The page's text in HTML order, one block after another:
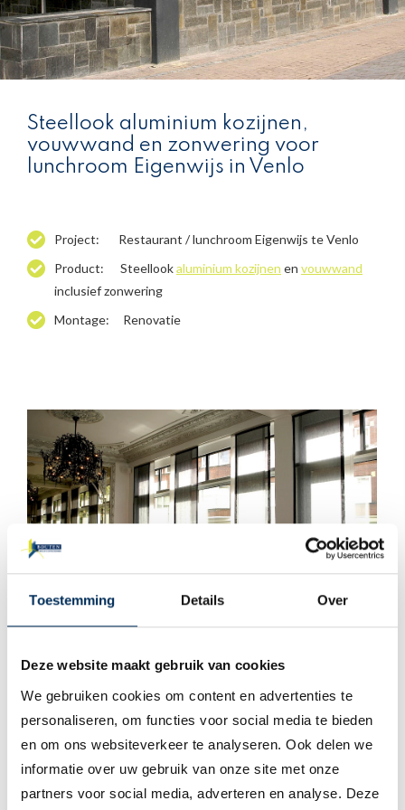
Toestemming Details Over
Deze website maakt gebruik van cookies
We gebruiken cookies om content en advertenties te
personaliseren, om functies voor social media te bieden
en om ons websiteverkeer te analyseren. Ook delen we
informatie over uw gebruik van onze site met onze
partners voor social media, adverteren en analyse. Deze
Steellook aluminium kozijnen,
vouwwand en zonwering voor
lunchroom Eigenwijs in Venlo
Project: Restaurant / lunchroom Eigenwijs te Venlo
Product: Steellookaluminium kozijnen en vouwwand
inclusief zonwering
Montage: Renovatie